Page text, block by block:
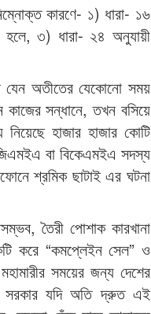
কারণে- ১) ধারা- ১৬
৩) ধারা- ২৪ অনুযায়ী
যেন অতীতের যেকোনো সময়
কাজের সন্ধানে, তখন বসিয়ে
হাজার হাজার কোটি
বা বিকেএমইএ সদস্য
শ্রমিক ছাটাই এর ঘটনা
তৈরী পোশাক কারখানা
করে “কমপ্লেইন সেল” ও
সময়ের জন্য দেশের
সরকার যদি অতি দ্রুত এই